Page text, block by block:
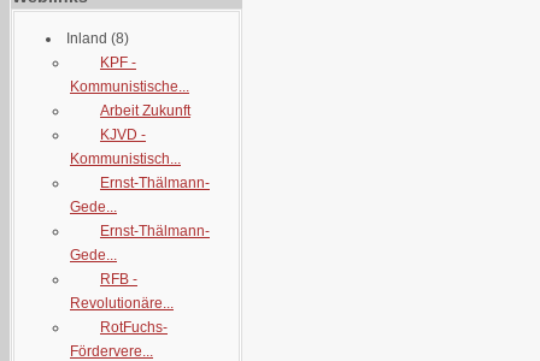
Inland (8)
KPF -
Kommunistische...
Arbeit Zukunft
KJVD -
Kommunistisch...
Ernst-Thälmann-
Gede...
Ernst-Thälmann-
Gede...
RFB -
Revolutionäre...
RotFuchs-
Fördervere...